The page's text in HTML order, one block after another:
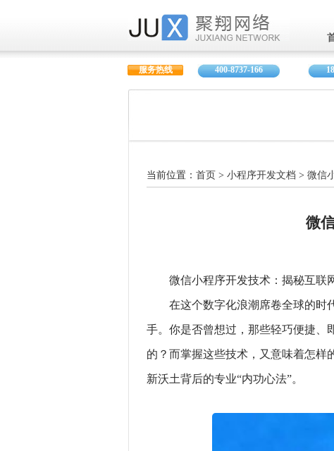
服务热线 400-8737-166
当前位置： 首页 > 小程序开发文档 > 微信
微
微信小程序开发技术：揭秘互联
在这个数字化浪潮席卷全球的时
手。你是否曾想过，那些轻巧便捷、
的？而掌握这些技术，又意味着怎样
新沃土背后的专业“内功心法”。